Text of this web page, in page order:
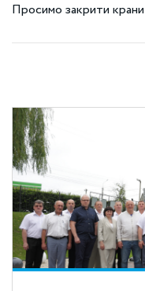
Просимо закрити